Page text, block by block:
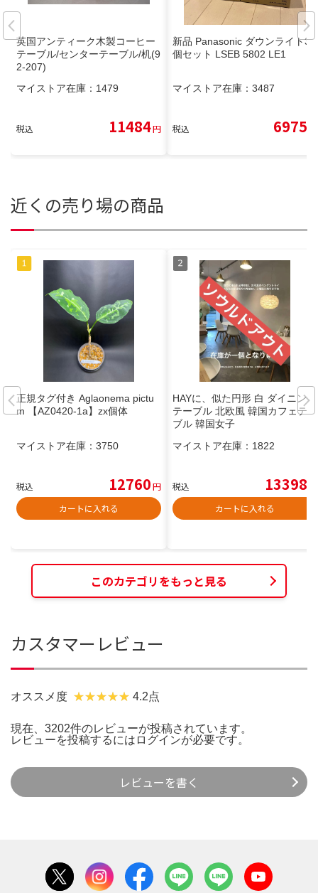
英国アンティーク木製コーヒー
テーブル/センターテーブル/机(9
2-207)
マイストア在庫： 1479
税込 11484円
新品 Panasonic ダウンライト3
個セット LSEB 5802 LE1
マイストア在庫： 3487
税込 6975
近くの売り場の商品
正規タグ付き Aglaonema pictu
m 【AZ0420-1a】zx個体
マイストア在庫： 3750
税込 12760円
カートに入れる
HAYに、似た円形 白 ダイニング
テーブル 北欧風 韓国カフェテー
ブル 韓国女子
マイストア在庫： 1822
税込 13398
カートに入れる
このカテゴリをもっと見る
カスタマーレビュー
オススメ度 4.2点
現在、3202件のレビューが投稿されています。
レビューを投稿するには ログインが必要です。
レビューを書く